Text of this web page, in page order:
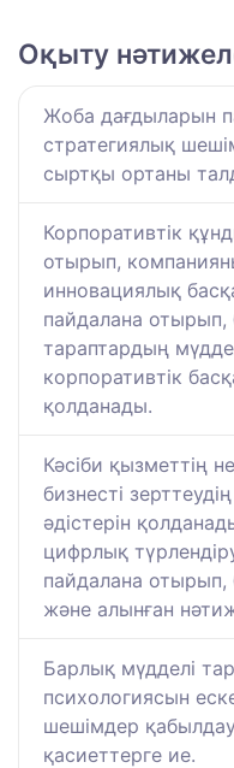
Оқыту
Жоба дағдыларын
стратегиялық
сыртқы ортаны
Корпоративтік
отырып,
инновациялық
пайдалана отырып,
тараптардың
корпоративтік
қолданады.
Кәсіби қызметтің
бизнесті
әдістерін
цифрлық
пайдалана отырып,
және алынған
Барлық мүдделі
психологиясын
шешімдер
қасиеттерге ие.